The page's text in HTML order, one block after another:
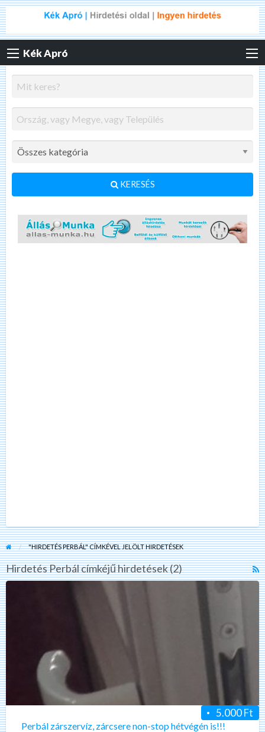
Kék Apró
KERESÉS
"HIRDETÉS PERBÁL" CÍMKÉVEL JELÖLT HIRDETÉSEK
Hirdetés Perbál címkéjű hirdetések (2)
Perbál
zárszervíz,
zárcsere
non-
stop
hétvégén
is!!!
5.000 Ft
Perbál zárszervíz, zárcsere non-stop hétvégén is!!!